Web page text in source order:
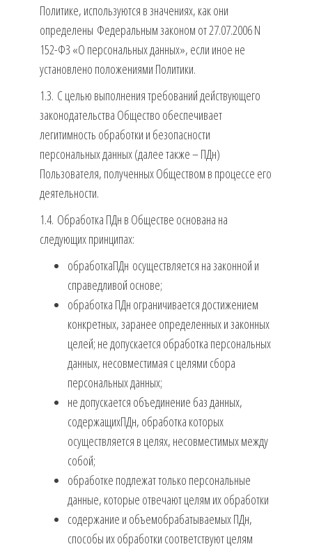
Политике, используются в значениях, как они
определены Федеральным законом от 27.07.2006 N
152-ФЗ «О персональных данных», если иное не
установлено положениями Политики.
1.3. С целью выполнения требований действующего
законодательства Общество обеспечивает
легитимность обработки и безопасности
персональных данных (далее также – ПДн)
Пользователя, полученных Обществом в процессе его
деятельности.
1.4. Обработка ПДн в Обществе основана на
следующих принципах:
обработкаПДн осуществляется на законной и
справедливой основе;
обработка ПДн ограничивается достижением
конкретных, заранее определенных и законных
целей; не допускается обработка персональных
данных, несовместимая с целями сбора
персональных данных;
не допускается объединение баз данных,
содержащихПДн, обработка которых
осуществляется в целях, несовместимых между
собой;
обработке подлежат только персональные
данные, которые отвечают целям их обработки
содержание и объемобрабатываемых ПДн,
способы их обработки соответствуют целям